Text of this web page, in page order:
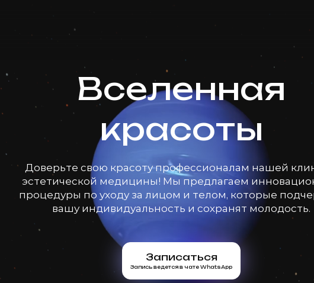
Вселенная
красоты
Доверьте свою красоту профессионалам нашей
эстетической медицины! Мы предлагаем
процедуры по уходу за лицом и телом, которые
вашу индивидуальность и сохранят молодость.
Записаться
Запись ведется в чате WhatsApp